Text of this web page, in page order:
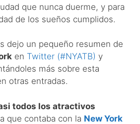
que nunca duerme, y para
de los sueños cumplidos.
dejo un pequeño resumen de
en Twitter (#NYATB) y
más sobre esta
otras entradas.
todos los atractivos
que contaba con la New York